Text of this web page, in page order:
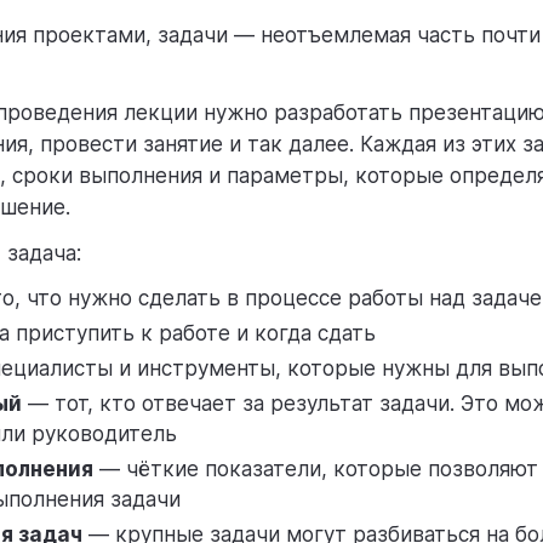
проектами, задачи — неотъемлемая часть
лекции нужно разработать
провести занятие и так далее. Каждая из этих
сроки выполнения и параметры, которые
что нужно сделать в процессе работы над
к работе и когда сдать
и инструменты, которые нужны для
— тот, кто отвечает за результат задачи. Это
руководитель
— чёткие показатели, которые позволяют
задачи
задач — крупные задачи могут разбиваться на